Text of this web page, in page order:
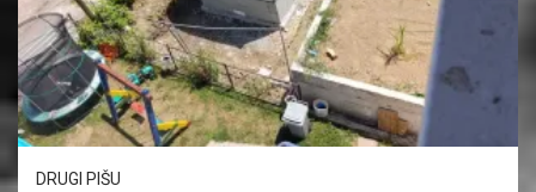
DRUGI PIŠU